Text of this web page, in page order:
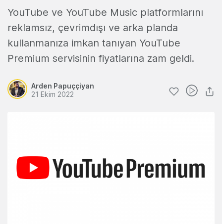
YouTube ve YouTube Music platformlarını
reklamsız, çevrimdışı ve arka planda
kullanmanıza imkan tanıyan YouTube
Premium servisinin fiyatlarına zam geldi.
Arden Papuççiyan
21 Ekim 2022